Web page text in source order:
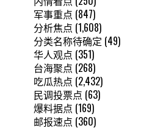
军事重点 (847)
分析焦点 (1,608)
分类名称待确定 (49)
华人观点 (351)
台海聚点 (268)
吃瓜热点 (2,432)
民调投票点 (63)
爆料据点 (169)
邮报速点 (360)